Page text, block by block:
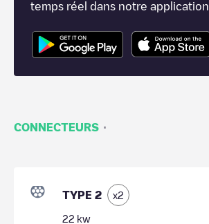
temps réel dans notre application.
CONNECTEURS ·
TYPE 2 x2
22 kw